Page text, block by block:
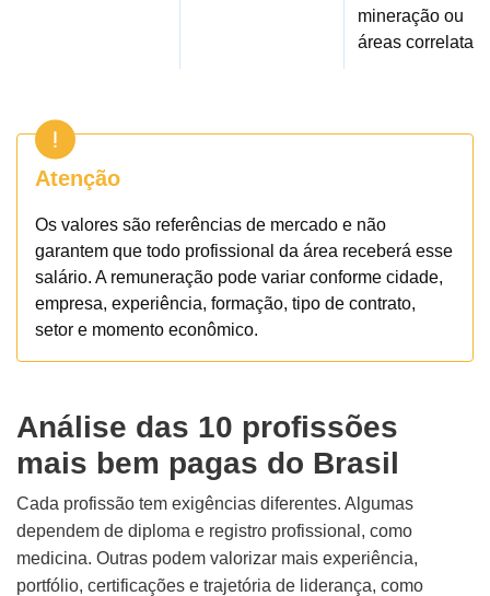
mineração ou
áreas correlatas
Atenção
Os valores são referências de mercado e não
garantem que todo profissional da área receberá esse
salário. A remuneração pode variar conforme cidade,
empresa, experiência, formação, tipo de contrato,
setor e momento econômico.
Análise das 10 profissões
mais bem pagas do Brasil
Cada profissão tem exigências diferentes. Algumas
dependem de diploma e registro profissional, como
medicina. Outras podem valorizar mais experiência,
portfólio, certificações e trajetória de liderança, como